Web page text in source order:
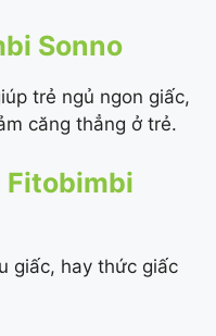
Sonno
trẻ ngủ ngon giấc,
căng thẳng ở trẻ.
giấc, hay thức giấc